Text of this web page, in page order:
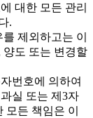
대한 모든 관리
.
제외하고는 이
양도 또는 변경할
번호에 의하여
실 또는 제3자
모든 책임은 이